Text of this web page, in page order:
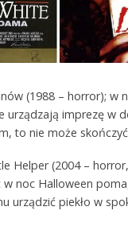
(1988 – horror); w
urządzają imprezę w
to nie może
Helper (2004 –
w noc Halloween
urządzić piekło w